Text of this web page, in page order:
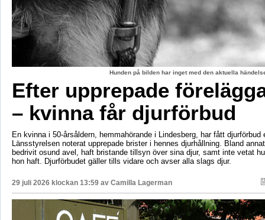
Hunden på bilden har inget med den aktuella
Efter upprepade
– kvinna får djurförbud
En kvinna i 50-årsåldern, hemmahörande i Lindesberg, har fått djurförbud
Länsstyrelsen noterat upprepade brister i hennes djurhållning. Bland
bedrivit osund avel, haft bristande tillsyn över sina djur, samt inte vetat
hon haft. Djurförbudet gäller tills vidare och avser alla slags djur.
29 juli 2026 klockan 13:59 av Camilla Lagerman